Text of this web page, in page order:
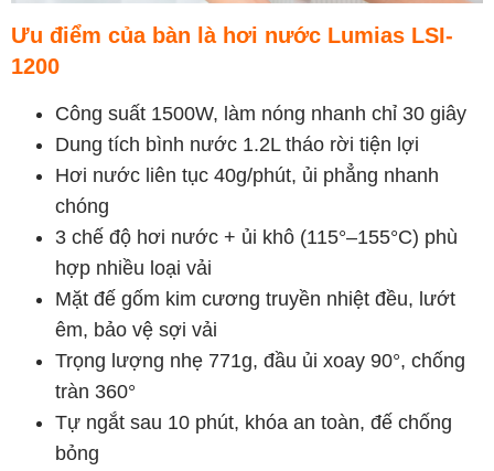
Ưu điểm của bàn là hơi nước Lumias LSI-
1200
Công suất 1500W, làm nóng nhanh chỉ 30 giây
Dung tích bình nước 1.2L tháo rời tiện lợi
Hơi nước liên tục 40g/phút, ủi phẳng nhanh
chóng
3 chế độ hơi nước + ủi khô (115°–155°C) phù
hợp nhiều loại vải
Mặt đế gốm kim cương truyền nhiệt đều, lướt
êm, bảo vệ sợi vải
Trọng lượng nhẹ 771g, đầu ủi xoay 90°, chống
tràn 360°
Tự ngắt sau 10 phút, khóa an toàn, đế chống
bỏng